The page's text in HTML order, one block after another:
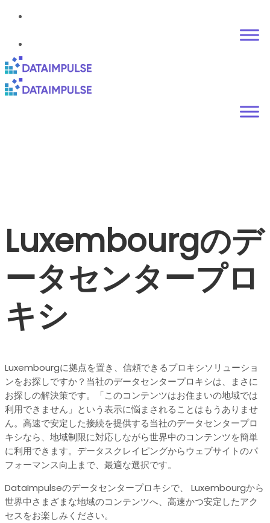
Luxembourgのデ
ータセンタープロ
キシ
Luxembourgに拠点を置き、信頼できるプロキシソリューショ
ンをお探しですか？当社のデータセンタープロキシは、まさに
お探しの解決策です。「このコンテンツはお住まいの地域では
利用できません」という表示に悩まされることはもうありませ
ん。高速で安定した接続を提供する当社のデータセンタープロ
キシなら、地域制限に対応しながら世界中のコンテンツを簡単
に利用できます。データスクレイピングからウェブサイトのパ
フォーマンス向上まで、最適な選択です。
DataImpulseのデータセンタープロキシで、 Luxembourgから
世界中さまざまな地域のコンテンツへ、高速かつ安定したアク
セスをお楽しみください。